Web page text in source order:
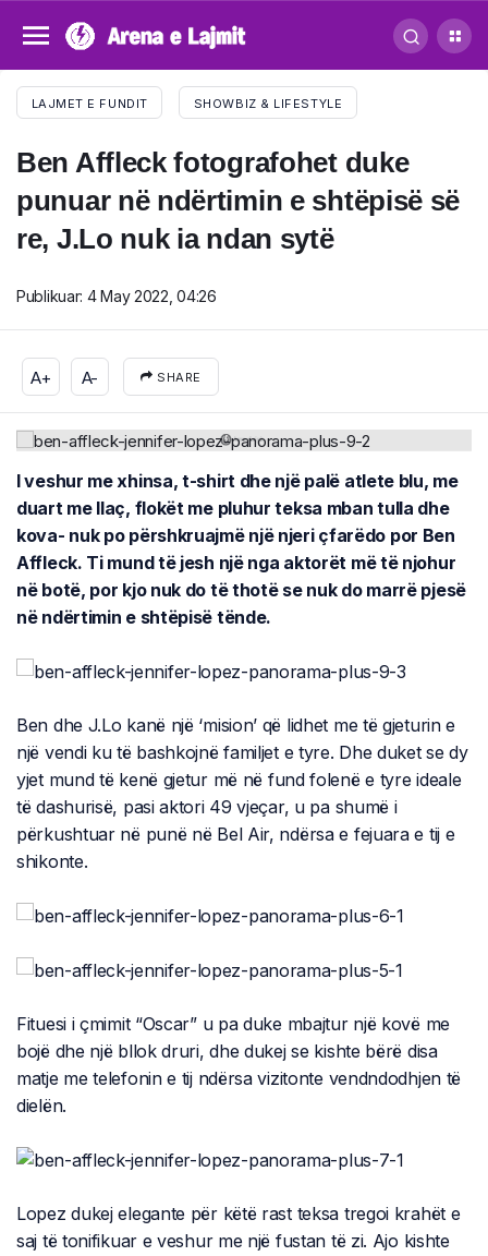
LAJMET E FUNDIT SHOWBIZ & LIFESTYLE
Ben Affleck fotografohet duke
punuar në ndërtimin e shtëpisë së
re, J.Lo nuk ia ndan sytë
Publikuar: 4 May 2022, 04:26
A+ A- SHARE
I veshur me xhinsa, t-shirt dhe një palë atlete blu, me
duart me llaç, flokët me pluhur teksa mban tulla dhe
kova- nuk po përshkruajmë një njeri çfarëdo por Ben
Affleck. Ti mund të jesh një nga aktorët më të njohur
në botë, por kjo nuk do të thotë se nuk do marrë pjesë
në ndërtimin e shtëpisë tënde.
Ben dhe J.Lo kanë një ‘mision’ që lidhet me të gjeturin e
një vendi ku të bashkojnë familjet e tyre. Dhe duket se dy
yjet mund të kenë gjetur më në fund folenë e tyre ideale
të dashurisë, pasi aktori 49 vjeçar, u pa shumë i
përkushtuar në punë në Bel Air, ndërsa e fejuara e tij e
shikonte.
Fituesi i çmimit “Oscar” u pa duke mbajtur një kovë me
bojë dhe një bllok druri, dhe dukej se kishte bërë disa
matje me telefonin e tij ndërsa vizitonte vendndodhjen të
dielën.
Lopez dukej elegante për këtë rast teksa tregoi krahët e
saj të tonifikuar e veshur me një fustan të zi. Ajo kishte